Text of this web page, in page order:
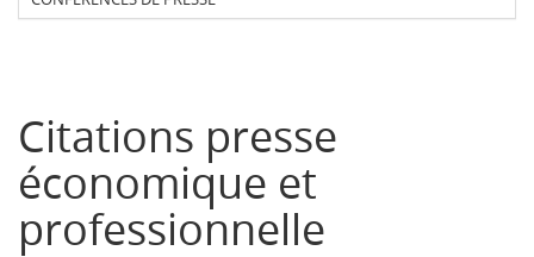
Citations presse
économique et
professionnelle